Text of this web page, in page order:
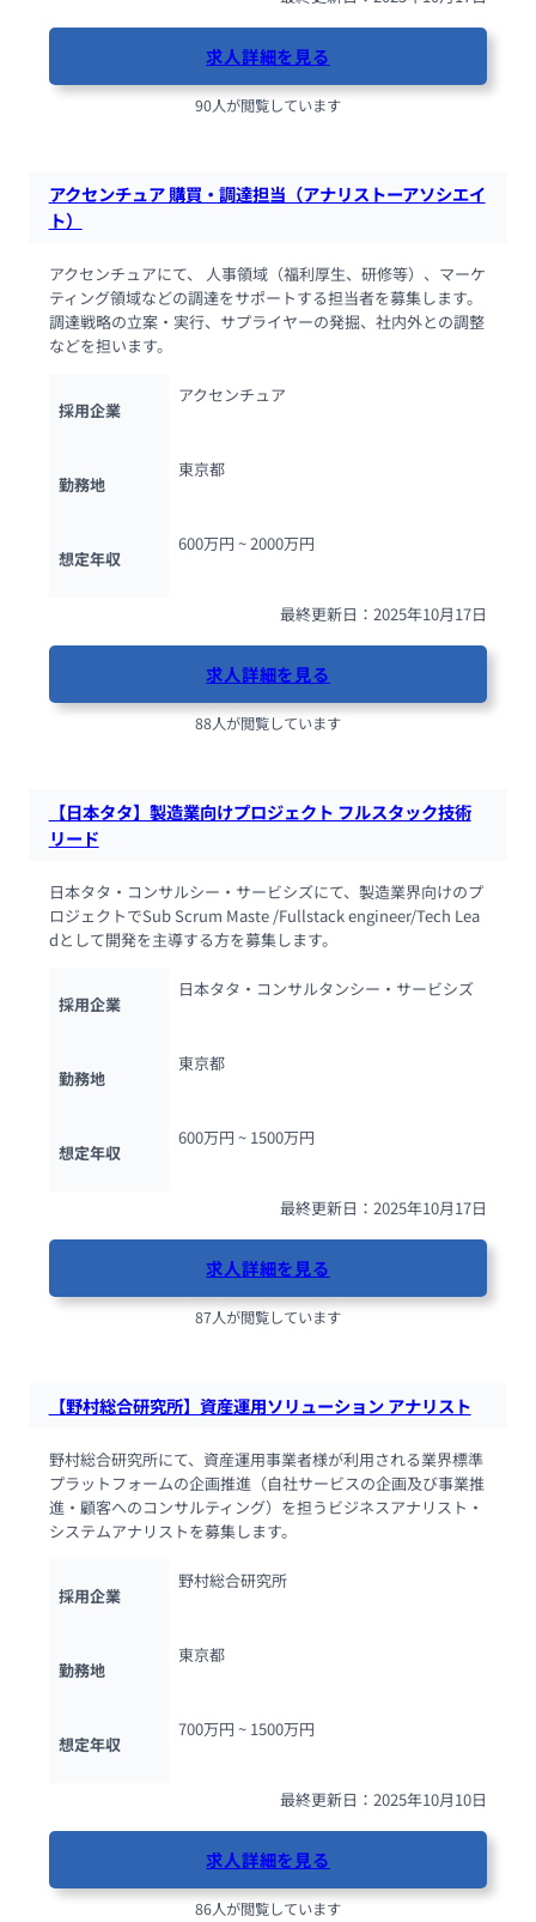
求人詳細を見る
90人が閲覧しています
アクセンチュア 購買・調達担当（アナリストーアソシエイ
ト）
アクセンチュアにて、 人事領域（福利厚生、研修等）、マーケ
ティング領域などの調達をサポートする担当者を募集します。
調達戦略の立案・実行、サプライヤーの発掘、社内外との調整
などを担います。
採用企業
アクセンチュア
勤務地
東京都
想定年収
600万円 ~ 2000万円
最終更新日：2025年10月17日
求人詳細を見る
88人が閲覧しています
【日本タタ】製造業向けプロジェクト フルスタック技術
リード
日本タタ・コンサルシー・サービシズにて、製造業界向けのプ
ロジェクトでSub Scrum Maste /Fullstack engineer/Tech Lea
dとして開発を主導する方を募集します。
採用企業
日本タタ・コンサルタンシー・サービシズ
勤務地
東京都
想定年収
600万円 ~ 1500万円
最終更新日：2025年10月17日
求人詳細を見る
87人が閲覧しています
【野村総合研究所】資産運用ソリューション アナリスト
野村総合研究所にて、資産運用事業者様が利用される業界標準
プラットフォームの企画推進（自社サービスの企画及び事業推
進・顧客へのコンサルティング）を担うビジネスアナリスト・
システムアナリストを募集します。
採用企業
野村総合研究所
勤務地
東京都
想定年収
700万円 ~ 1500万円
最終更新日：2025年10月10日
求人詳細を見る
86人が閲覧しています